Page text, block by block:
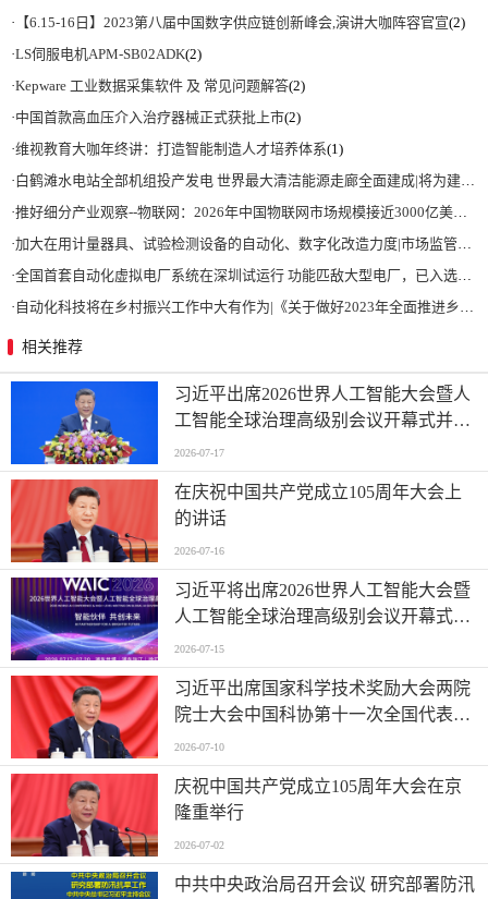
· 【6.15-16日】2023第八届中国数字供应链创新峰会,演讲大咖阵容官宣(2)
·LS伺服电机APM-SB02ADK(2)
·Kepware 工业数据采集软件 及 常见问题解答(2)
·中国首款高血压介入治疗器械正式获批上市(2)
·维视教育大咖年终讲：打造智能制造人才培养体系(1)
·白鹤滩水电站全部机组投产发电 世界最大清洁能源走廊全面建成|将为建设新型能源体系、保障国家能源安全、实现“双碳”目标提供有力支撑
·推好细分产业观察--物联网：2026年中国物联网市场规模接近3000亿美元 智慧工厂、智慧城市、智慧电网等将占60%以上
·加大在用计量器具、试验检测设备的自动化、数字化改造力度|市场监管总局 工业和信息化部 关于促进企业计量能力提升的指导意见
·全国首套自动化虚拟电厂系统在深圳试运行 功能匹敌大型电厂，已入选国际典型案例
· 自动化科技将在乡村振兴工作中大有作为|《关于做好2023年全面推进乡村振兴重点工作的意见》发布
相关推荐
习近平出席2026世界人工智能大会暨人
工智能全球治理高级别会议开幕式并发
表主旨讲话
2026-07-17
在庆祝中国共产党成立105周年大会上
的讲话
2026-07-16
习近平将出席2026世界人工智能大会暨
人工智能全球治理高级别会议开幕式并
发表主旨讲话
2026-07-15
习近平出席国家科学技术奖励大会两院
院士大会中国科协第十一次全国代表大
会并发表重要讲话
2026-07-10
庆祝中国共产党成立105周年大会在京
隆重举行
2026-07-02
中共中央政治局召开会议 研究部署防汛